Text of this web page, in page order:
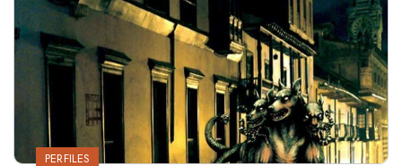
PERFILES